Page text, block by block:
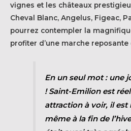
vignes et les châteaux
Cheval Blanc, Angelus, Figeac,
pourrez contempler la
profiter d’une marche reposante
En un seul mot : une
! Saint-Emilion est
attraction à voir, il
même à la fin de